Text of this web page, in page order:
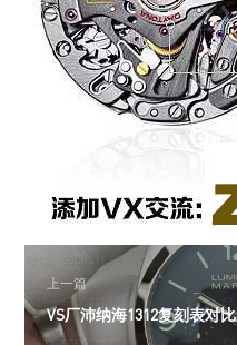
上一篇
VS厂沛纳海1312复刻表对